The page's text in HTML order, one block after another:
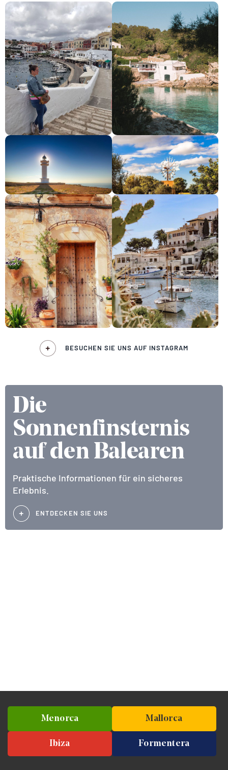
BESUCHEN SIE UNS AUF INSTAGRAM
Die
Sonnenfinsternis
auf den Balearen
Praktische Informationen für ein sicheres
Erlebnis.
ENTDECKEN SIE UNS
Menorca Mallorca
Ibiza Formentera